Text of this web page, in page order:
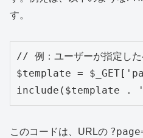
す。
// 例：ユーザーが指定した
$template =
このコードは、URLの